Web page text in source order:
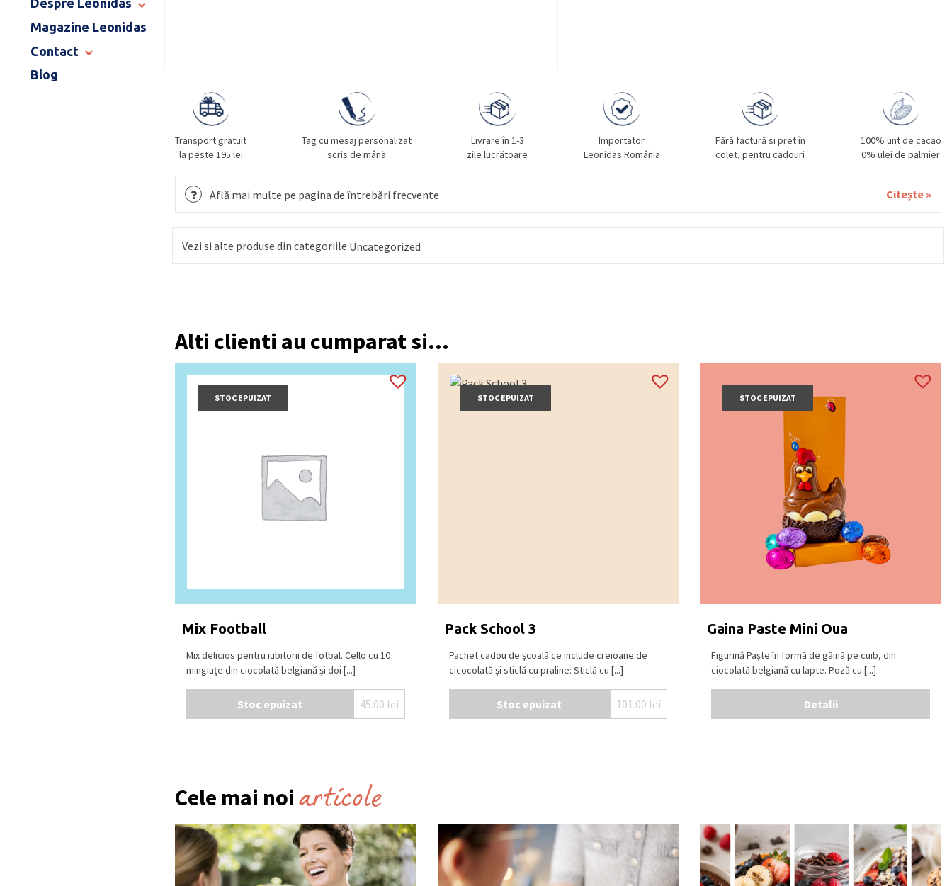
END OF SCHOOL
Despre Leonidas
POVESTEA LEONIDAS
CATALOG PAȘTE 2026
Magazine Leonidas
Contact
MAGAZINE LEONIDAS
Blog
Transport gratuit
la peste 195 lei
Tag cu mesaj personalizat
scris de mână
Livrare în 1-3
zile lucrătoare
Importator
Leonidas România
Fără factură si pret în
colet, pentru cadouri
100% unt de cacao
0% ulei de palmier
Află mai multe pe pagina de întrebări frecvente Citește »
Vezi si alte produse din categoriile:Uncategorized
Alti clienti au cumparat si...
STOC EPUIZAT
Mix Football
Mix delicios pentru iubitorii de fotbal. Cello cu 10
mingiuțe din ciocolată belgiană și doi [...]
Stoc epuizat 45.00 lei
STOC EPUIZAT
Pack School 3
Pachet cadou de școală ce include creioane de
cicocolată și sticlă cu praline: Sticlă cu [...]
Stoc epuizat 101.00 lei
STOC EPUIZAT
Gaina Paste Mini Oua
Figurină Paște în formă de găină pe cuib, din
ciocolată belgiană cu lapte. Poză cu [...]
Detalii
Cele mai noi articole